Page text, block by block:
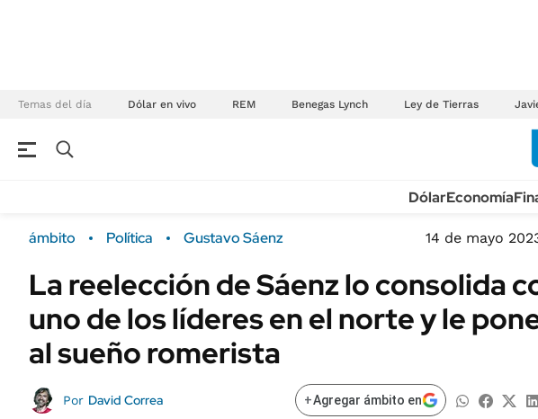
Temas del día Dólar en vivo REM Benegas Lynch Ley de Tierras
Campo
FINANZAS
Dólar
ÁMBITO DEBATE
Sustentabilidad
POLÍTICA
MÉXICO
MUNDO
DólarEconomía
ámbito Política Gustavo Sáenz 14 de mayo
La reelección de Sáenz lo consolida
uno de los líderes en el norte y le
al sueño romerista
Por David Correa +Agregar ámbito en